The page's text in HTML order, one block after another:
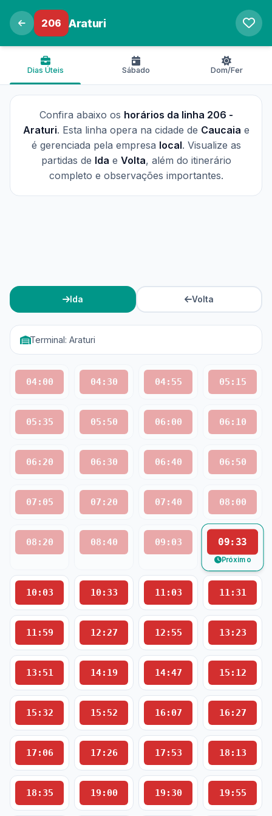
206 Araturi
Dias Úteis Sábado Dom/Fer
Confira abaixo os horários da linha 206 -
Araturi. Esta linha opera na cidade de Caucaia e
é gerenciada pela empresa local. Visualize as
partidas de Ida e Volta, além do itinerário
completo e observações importantes.
Ida Volta
Terminal: Araturi
04:00 04:30 04:55 05:15
05:35 05:50 06:00 06:10
06:20 06:30 06:40 06:50
07:05 07:20 07:40 08:00
08:20 08:40 09:03 09:33
Próximo
10:03 10:33 11:03 11:31
11:59 12:27 12:55 13:23
13:51 14:19 14:47 15:12
15:32 15:52 16:07 16:27
17:06 17:26 17:53 18:13
18:35 19:00 19:30 19:55